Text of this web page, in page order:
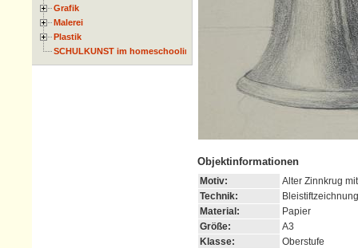
Grafik
Malerei
Plastik
SCHULKUNST im homeschooling
Objektinformationen
Motiv:
Alter Zinnkrug
Technik:
Bleistiftzeichnung
Material:
Papier
Größe:
A3
Klasse:
Oberstufe